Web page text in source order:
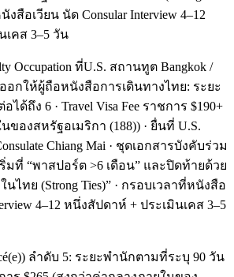
งสือเวียน นัด Consular Interview 4–12
คส 3–5 วัน
Occupation ที่U.S. สถานทูต Bangkok /
ออกให้ผู้ถือหนังสือการเดินทางไทย: ระยะ
ด้ถึง 6 · Travel Visa Fee ราชการ $190+
ของสหรัฐอเมริกา (188)) · ยื่นที่ U.S.
Chiang Mai · ชุดเอกสารบังคับร่วม
มที่ “พาสปอร์ต >6 เดือน” และปิดท้ายด้วย
นไทย (Strong Ties)” · กรอบเวลาที่หนังสือ
4–12 หนึ่งสัปดาห์ + ประเมินเคส 3–5
ลำดับ 5: ระยะพำนักตามที่ระบุ 90 วัน